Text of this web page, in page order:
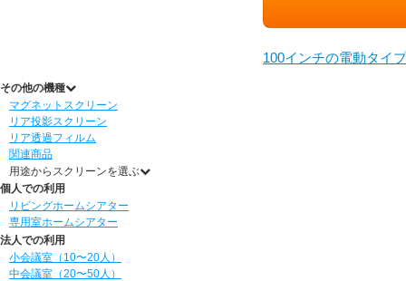
100インチの電動タイ
その他の機種
マグネットスクリーン
リア投影スクリーン
リア透過フィルム
関連商品
用途からスクリーンを選ぶ
個人での利用
リビングホームシアター
専用室ホームシアター
法人での利用
小会議室（10〜20人）
中会議室（20〜50人）